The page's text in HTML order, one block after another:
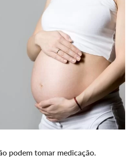
podem tomar medicação.